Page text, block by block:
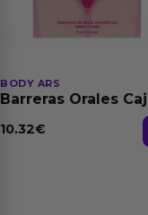
BODY ARS
Barreras Orales
10.32€